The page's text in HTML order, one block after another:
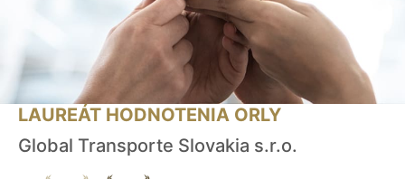
LAUREÁT HODNOTENIA ORLY
Global Transporte Slovakia s.r.o.